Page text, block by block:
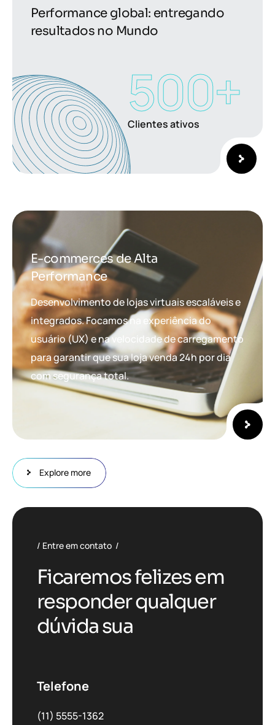
Performance global: entregando
resultados no Mundo
Clientes ativos
500+
E-commerces de Alta
Performance
Desenvolvimento de lojas virtuais escaláveis e
integrados. Focamos na experiência do
usuário (UX) e na velocidade de carregamento
para garantir que sua loja venda 24h por dia
com segurança total.
Explore more
Entre em contato
Ficaremos felizes em
responder qualquer
dúvida sua
Telefone
(11) 5555-1362